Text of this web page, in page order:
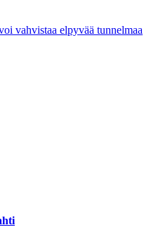
vahvistaa elpyvää tunnelmaa